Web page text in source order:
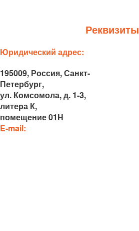
Реквизиты
Юридический адрес:
195009, Россия, Санкт-
Петербург,
ул. Комсомола, д. 1-3,
литера К,
помещение 01Н
E-mail: